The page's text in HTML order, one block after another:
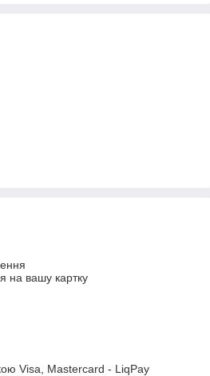
на вашу картку
Visa, Mastercard - LiqPay